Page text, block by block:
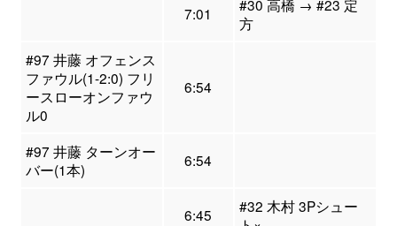
7:01
#30 高橋 → #23 定
方
#97 井藤 オフェンス
ファウル(1-2:0) フリ
ースローオンファウ
ル0
6:54
#97 井藤 ターンオー
バー(1本)
6:54
6:45
#32 木村 3Pシュー